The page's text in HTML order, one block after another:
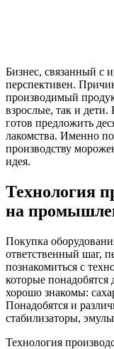
Бизнес, связанный с
перспективен.
производимый
взрослые, так и
готов предложить
лакомства. Именно
производству
идея.
Технология
на
Покупка
ответственный шаг,
познакомиться с
которые понадобятся
хорошо знакомы:
Понадобятся и
стабилизаторы,
Технология